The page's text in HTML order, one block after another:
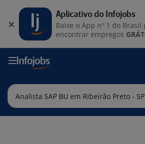
Aplicativo do Infojobs
Baixe o App nº 1 do Brasil
encontrar empregos